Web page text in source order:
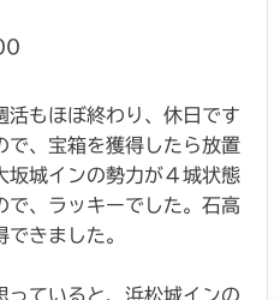
活もほぼ終わり、休日です
で、宝箱を獲得したら放置
坂城インの勢力が４城状態
で、ラッキーでした。石高
きました。
っていると、浜松城インの